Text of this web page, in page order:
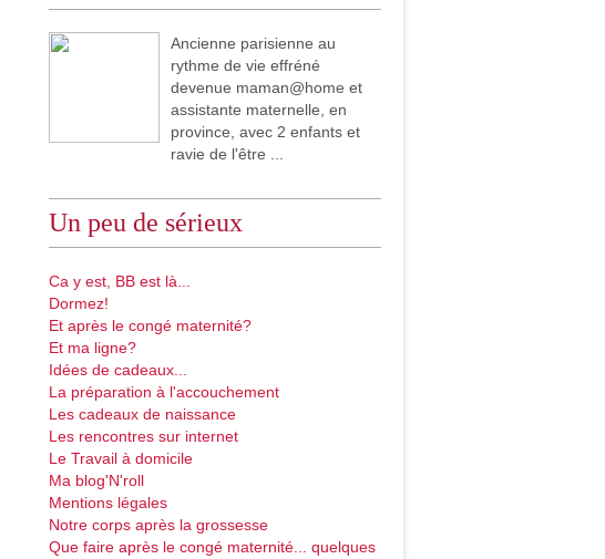
Ancienne parisienne au
rythme de vie effréné
devenue maman@home et
assistante maternelle, en
province, avec 2 enfants et
ravie de l'être ...
Un peu de sérieux
Ca y est, BB est là...
Dormez!
Et après le congé maternité?
Et ma ligne?
Idées de cadeaux...
La préparation à l'accouchement
Les cadeaux de naissance
Les rencontres sur internet
Le Travail à domicile
Ma blog'N'roll
Mentions légales
Notre corps après la grossesse
Que faire après le congé maternité... quelques